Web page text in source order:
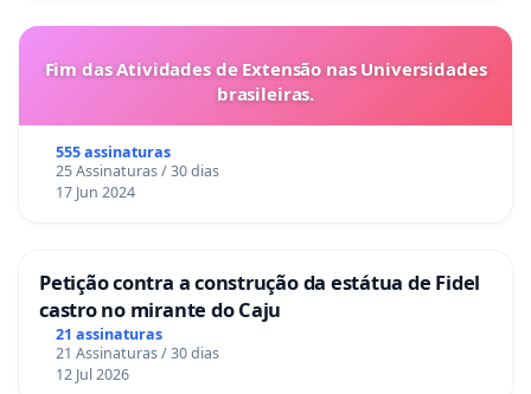
Fim das Atividades de Extensão nas Universidades
brasileiras.
555 assinaturas
25 Assinaturas / 30 dias
17 Jun 2024
Petição contra a construção da estátua de Fidel
castro no mirante do Caju
21 assinaturas
21 Assinaturas / 30 dias
12 Jul 2026